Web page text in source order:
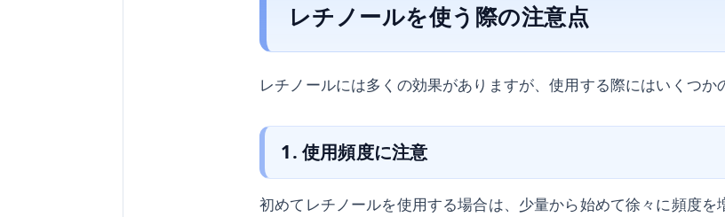
レチノールを使う際の注意点
レチノールには多くの効果がありますが、使用する際にはいくつか
1. 使用頻度に注意
初めてレチノールを使用する場合は、少量から始めて徐々に頻度を